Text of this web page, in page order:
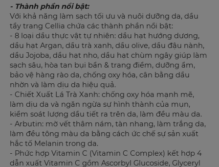
- Thành phần nổi bật:
Với khả năng làm sạch tối ưu và nuôi dưỡng da, dầu
tẩy trang Cellia chứa các thành phần nổi bật:
- 8 loại dầu thực vật tự nhiên: dầu hạt hướng dương,
dầu hạt Argan, dầu trà xanh, dầu olive, dầu đậu nành,
dầu Jojoba, dầu hạt nho, dầu hạt chùm ngây giúp làm
sạch sâu, hòa tan bụi bẩn & trang điểm, dưỡng ẩm,
bảo vệ hàng rào da, chống oxy hóa, cân bằng dầu
nhờn và làm dịu da hiệu quả.
- Chiết Xuất Lá Trà Xanh: chống oxy hóa mạnh mẽ,
làm dịu da và ngăn ngừa sự hình thành của mụn,
kiểm soát lượng dầu tiết ra trên da, làm đều màu da.
- Arbutin: mờ vết thâm nám, tàn nhang, làm trắng da,
làm đều tông màu da bằng cách ức chế sự sản xuất
hắc tố Melanin trong da.
- Phức hợp Vitamin C (Vitamin C Complex) kết hợp 4
dẫn xuất Vitamin C gồm Ascorbyl Glucoside, Glyceryl